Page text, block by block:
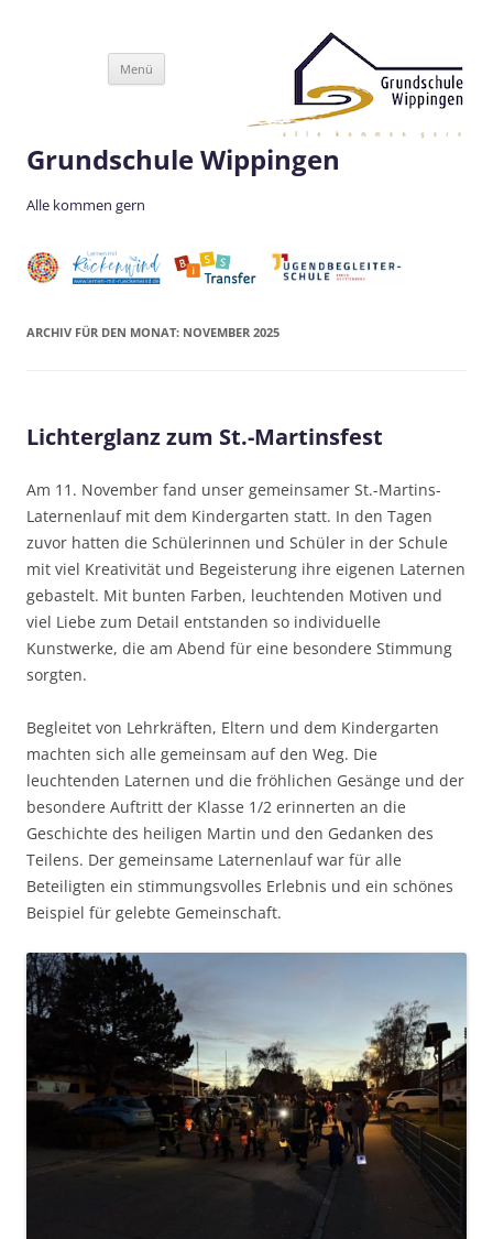
Grundschule Wippingen
Alle kommen gern
Menü
ARCHIV FÜR DEN MONAT: NOVEMBER 2025
Lichterglanz zum St.-Martinsfest
Am 11. November fand unser gemeinsamer St.-Martins-
Laternenlauf mit dem Kindergarten statt. In den Tagen
zuvor hatten die Schülerinnen und Schüler in der Schule
mit viel Kreativität und Begeisterung ihre eigenen Laternen
gebastelt. Mit bunten Farben, leuchtenden Motiven und
viel Liebe zum Detail entstanden so individuelle
Kunstwerke, die am Abend für eine besondere Stimmung
sorgten.
Begleitet von Lehrkräften, Eltern und dem Kindergarten
machten sich alle gemeinsam auf den Weg. Die
leuchtenden Laternen und die fröhlichen Gesänge und der
besondere Auftritt der Klasse 1/2 erinnerten an die
Geschichte des heiligen Martin und den Gedanken des
Teilens. Der gemeinsame Laternenlauf war für alle
Beteiligten ein stimmungsvolles Erlebnis und ein schönes
Beispiel für gelebte Gemeinschaft.